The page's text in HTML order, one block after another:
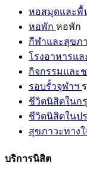
หอสมุดและพื้
หอพัก หอพัก
กีฬาและสุขภ
โรงอาหารแล
กิจกรรมและ
รอบรั้วจุฬาฯ
ชีวิตนิสิตในก
ชีวิตนิสิตในป
สุขภาวะทาง
บริการนิสิต